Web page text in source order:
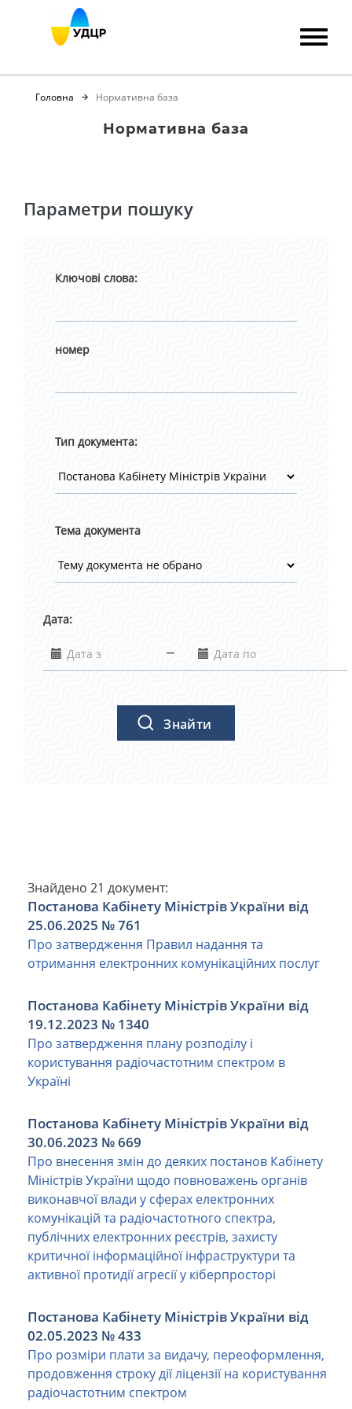
Головна Нормативна база
Нормативна база
Параметри пошуку
Ключові слова:
номер
Тип документа:
Тема документа
Дата:
Знайти
Знайдено 21 документ:
Постанова Кабінету Міністрів України від
25.06.2025 № 761
Про затвердження Правил надання та
отримання електронних комунікаційних послуг
Постанова Кабінету Міністрів України від
19.12.2023 № 1340
Про затвердження плану розподілу і
користування радіочастотним спектром в
Україні
Постанова Кабінету Міністрів України від
30.06.2023 № 669
Про внесення змін до деяких постанов Кабінету
Міністрів України щодо повноважень органів
виконавчої влади у сферах електронних
комунікацій та радіочастотного спектра,
публічних електронних реєстрів, захисту
критичної інформаційної інфраструктури та
активної протидії агресії у кіберпросторі
Постанова Кабінету Міністрів України від
02.05.2023 № 433
Про розміри плати за видачу, переоформлення,
продовження строку дії ліцензії на користування
радіочастотним спектром